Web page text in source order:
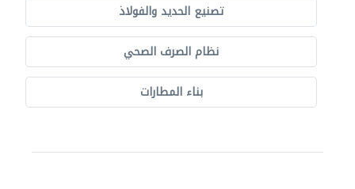
تصنيع الحديد والفولاذ
نظام الصرف الصحي
بناء المطارات